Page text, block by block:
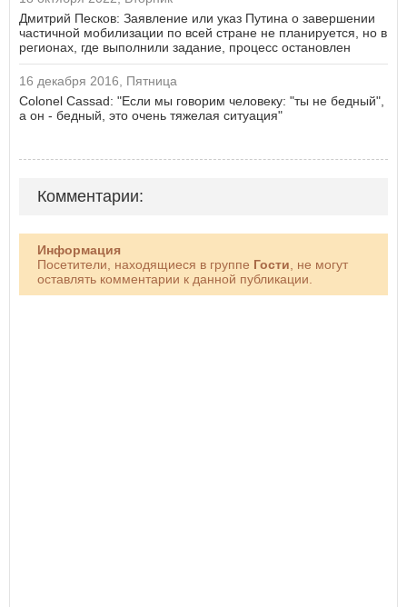
Дмитрий Песков: Заявление или указ Путина о завершении
частичной мобилизации по всей стране не планируется, но в
регионах, где выполнили задание, процесс остановлен
16 декабря 2016, Пятница
Colonel Cassad: "Если мы говорим человеку: "ты не бедный",
а он - бедный, это очень тяжелая ситуация"
Комментарии:
Информация
Посетители, находящиеся в группе Гости , не могут
оставлять комментарии к данной публикации.